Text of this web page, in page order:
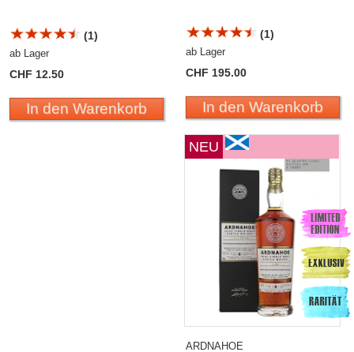
(1)
ab Lager
CHF 12.50
In den Warenkorb
(1)
ab Lager
CHF 195.00
In den Warenkorb
NEU
ARDNAHOE